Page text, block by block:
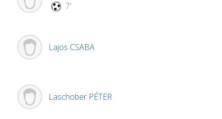
7'
Lajos CSABA
Laschober PÉTER